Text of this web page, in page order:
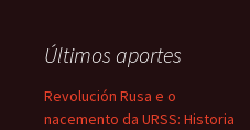
Últimos aportes
Revolución Rusa e o
nacemento da URSS: Historia